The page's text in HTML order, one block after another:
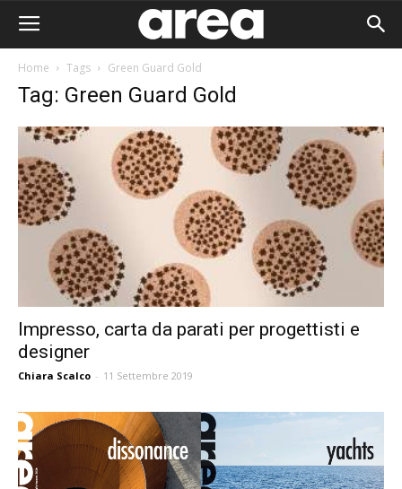
Home Tags Green Guard Gold
Tag: Green Guard Gold
Impresso, carta da parati per progettisti e
designer
Chiara Scalco - 11 Settembre 2019